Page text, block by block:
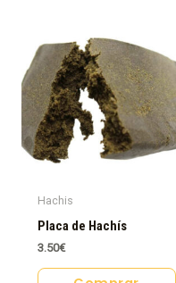
Hachis
Placa de Hachís
3.50€